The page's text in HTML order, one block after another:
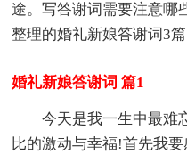
途。写答谢词需要注意哪
整理的婚礼新娘答谢词3
婚礼新娘答谢词 篇1
今天是我一生中最难
比的激动与幸福!首先我